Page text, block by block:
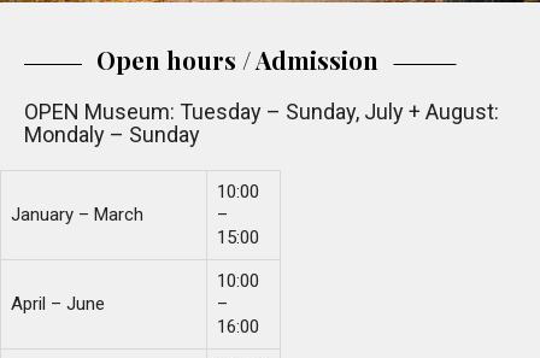
Open hours / Admission
OPEN Museum: Tuesday – Sunday, July + August:
Mondaly – Sunday
January – March
10:00
–
15:00
April – June
10:00
–
16:00